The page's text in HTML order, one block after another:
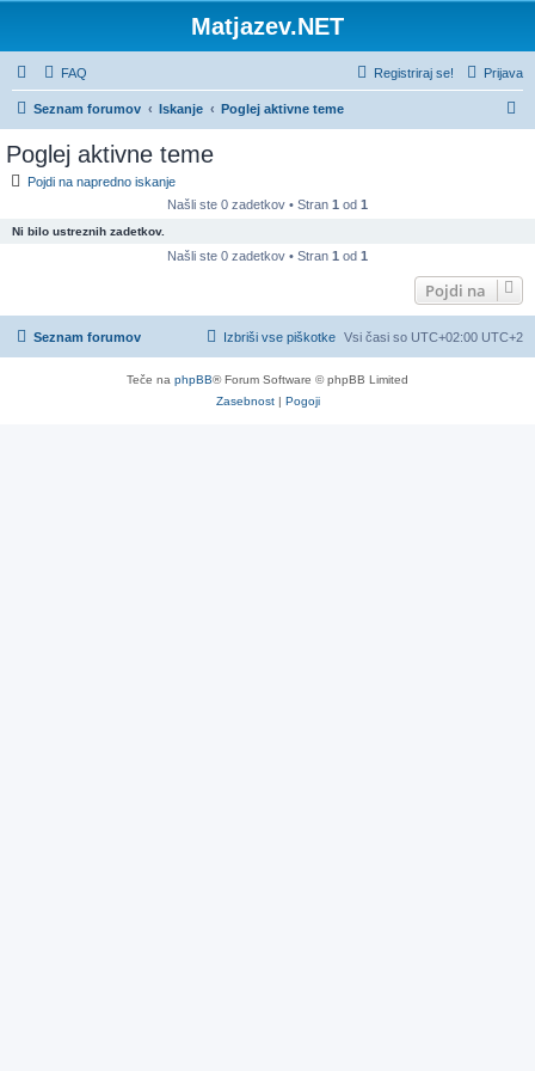
Matjazev.NET
FAQ Prijava
Registriraj se!
Seznam forumov Iskanje Poglej aktivne teme
e
Poglej aktivne teme
Pojdi na napredno iskanje
Našli ste 0 zadetkov • Stran 1 od 1
Ni bilo ustreznih zadetkov.
Našli ste 0 zadetkov • Stran 1 od 1
Pojdi na
Seznam forumov Vsi časi so UTC+02:00 UTC+2
Izbriši vse piškotke
Teče na phpBB® Forum Software © phpBB Limited
Zasebnost| Pogoji